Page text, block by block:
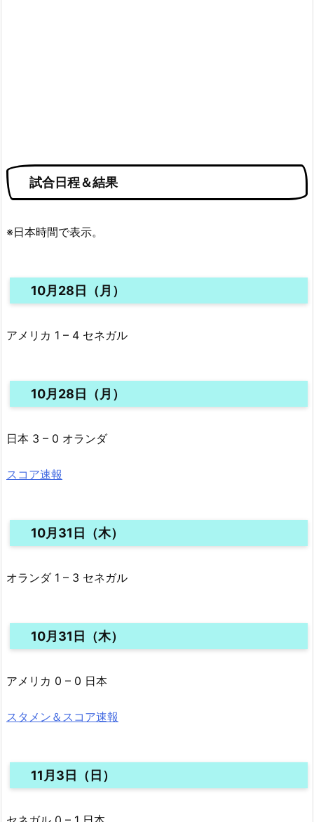
試合日程＆結果
※日本時間で表示。
10月28日（月）
アメリカ 1 – 4 セネガル
10月28日（月）
日本 3 – 0 オランダ
スコア速報
10月31日（木）
オランダ 1 – 3 セネガル
10月31日（木）
アメリカ 0 – 0 日本
スタメン＆スコア速報
11月3日（日）